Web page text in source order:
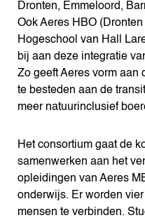
Dronten, Emmeloord,
Ook Aeres HBO
Hogeschool van Hall
bij aan deze integratie
Zo geeft Aeres vorm aan
te besteden aan de
meer natuurinclusief
Het consortium gaat de
samenwerken aan het
opleidingen van Aeres
onderwijs. Er worden vier
mensen te verbinden.